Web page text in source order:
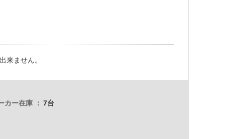
来ません。
カー在庫 7台